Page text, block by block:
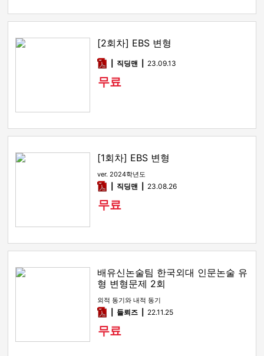
[2회차] EBS 변형
pdf직딩맨 23.09.13
무료
[1회차] EBS 변형
ver. 2024학년도
pdf직딩맨 23.08.26
무료
배유신논술팀 한국외대 인문논술 유
형 변형문제 2회
외적 동기와 내적 동기
pdf들뢰즈 22.11.25
무료